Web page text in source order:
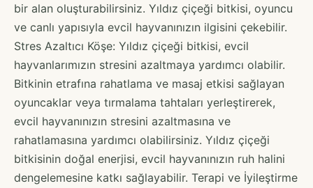
bir alan oluşturabilirsiniz. Yıldız çiçeği bitkisi, oyuncu
ve canlı yapısıyla evcil hayvanınızın ilgisini çekebilir.
Stres Azaltıcı Köşe: Yıldız çiçeği bitkisi, evcil
hayvanlarımızın stresini azaltmaya yardımcı olabilir.
Bitkinin etrafına rahatlama ve masaj etkisi sağlayan
oyuncaklar veya tırmalama tahtaları yerleştirerek,
evcil hayvanınızın stresini azaltmasına ve
rahatlamasına yardımcı olabilirsiniz. Yıldız çiçeği
bitkisinin doğal enerjisi, evcil hayvanınızın ruh halini
dengelemesine katkı sağlayabilir. Terapi ve İyileştirme